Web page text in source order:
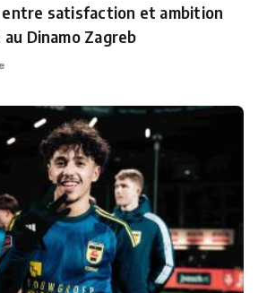
satisfaction et ambition
Dinamo Zagreb